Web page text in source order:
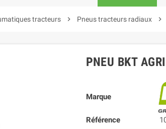
tracteurs chevron_right Pneus tracteurs radiaux chevron_right
PNEU BKT
Marque
Référence